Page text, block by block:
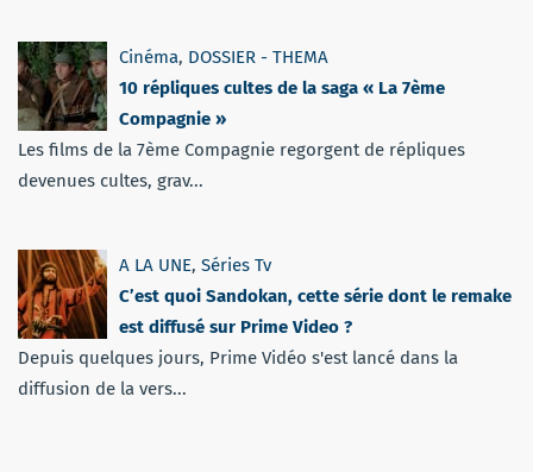
Cinéma, DOSSIER - THEMA
10 répliques cultes de la saga « La 7ème
Compagnie »
Les films de la 7ème Compagnie regorgent de répliques
devenues cultes, grav...
A LA UNE, Séries Tv
C’est quoi Sandokan, cette série dont le remake
est diffusé sur Prime Video ?
Depuis quelques jours, Prime Vidéo s'est lancé dans la
diffusion de la vers...